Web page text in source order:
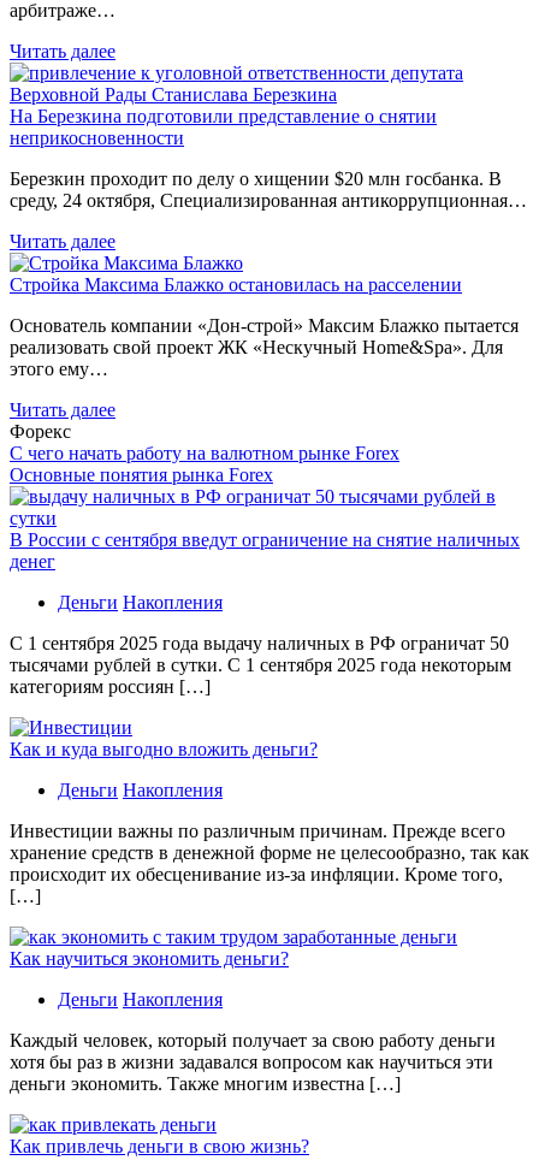
арбитраже…
Читать далее
На Березкина подготовили представление о снятии
неприкосновенности
Березкин проходит по делу о хищении $20 млн госбанка. В
среду, 24 октября, Специализированная антикоррупционная…
Читать далее
Стройка Максима Блажко остановилась на расселении
Основатель компании «Дон-строй» Максим Блажко пытается
реализовать свой проект ЖК «Нескучный Home&Spa». Для
этого ему…
Читать далее
Форекс
С чего начать работу на валютном рынке Forex
Основные понятия рынка Forex
В России с сентября введут ограничение на снятие наличных
денег
Деньги Накопления
С 1 сентября 2025 года выдачу наличных в РФ ограничат 50
тысячами рублей в сутки. С 1 сентября 2025 года некоторым
категориям россиян […]
Как и куда выгодно вложить деньги?
Деньги Накопления
Инвестиции важны по различным причинам. Прежде всего
хранение средств в денежной форме не целесообразно, так как
происходит их обесценивание из-за инфляции. Кроме того,
[…]
Как научиться экономить деньги?
Деньги Накопления
Каждый человек, который получает за свою работу деньги
хотя бы раз в жизни задавался вопросом как научиться эти
деньги экономить. Также многим известна […]
Как привлечь деньги в свою жизнь?